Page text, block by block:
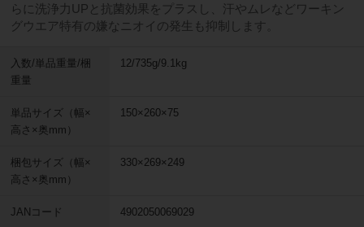
らに洗浄力UPと抗菌効果をプラスし、汗やムレなどワーキン
グウエア特有の嫌なニオイの発生も抑制します。
入数/単品重量/梱
重量
12/735g/9.1kg
単品サイズ（幅×
高さ×奥mm）
150×260×75
梱包サイズ（幅×
高さ×奥mm）
330×269×249
JANコード 4902050069029